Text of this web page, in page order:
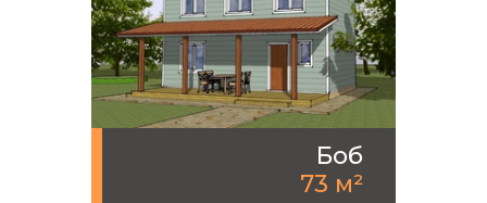
Боб
73 м²